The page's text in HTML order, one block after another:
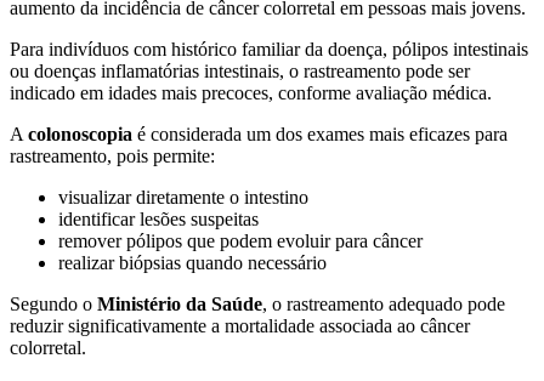
aumento da incidência de câncer colorretal em pessoas mais jovens.
Para indivíduos com histórico familiar da doença, pólipos intestinais
ou doenças inflamatórias intestinais, o rastreamento pode ser
indicado em idades mais precoces, conforme avaliação médica.
A colonoscopia é considerada um dos exames mais eficazes para
rastreamento, pois permite:
visualizar diretamente o intestino
identificar lesões suspeitas
remover pólipos que podem evoluir para câncer
realizar biópsias quando necessário
Segundo o Ministério da Saúde, o rastreamento adequado pode
reduzir significativamente a mortalidade associada ao câncer
colorretal.